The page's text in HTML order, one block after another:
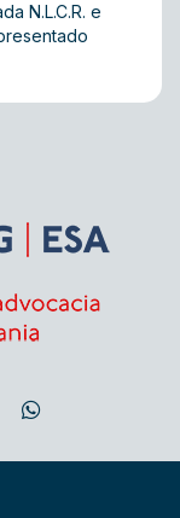
N.L.C.R. e